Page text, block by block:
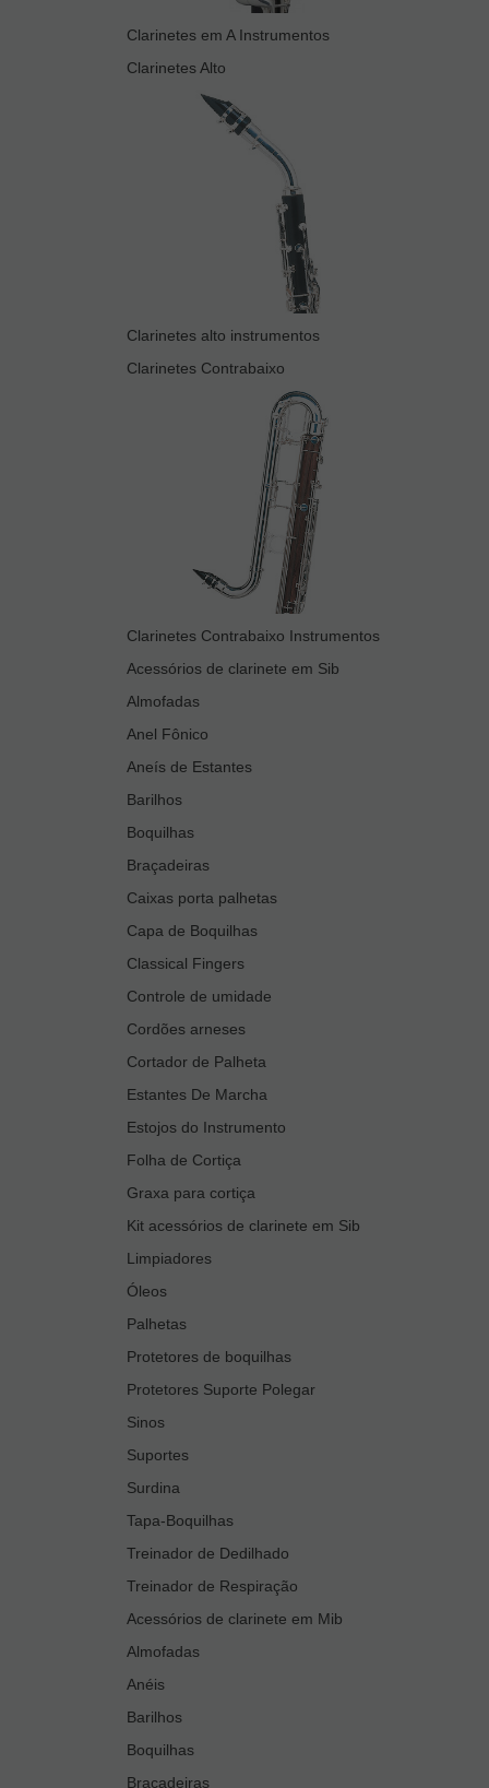
Clarinetes em A Instrumentos
Clarinetes Alto
Clarinetes alto instrumentos
Clarinetes Contrabaixo
Clarinetes Contrabaixo Instrumentos
Acessórios de clarinete em Sib
Almofadas
Anel Fônico
Aneís de Estantes
Barilhos
Boquilhas
Braçadeiras
Caixas porta palhetas
Capa de Boquilhas
Classical Fingers
Controle de umidade
Cordões arneses
Cortador de Palheta
Estantes De Marcha
Estojos do Instrumento
Folha de Cortiça
Graxa para cortiça
Kit acessórios de clarinete em Sib
Limpiadores
Óleos
Palhetas
Protetores de boquilhas
Protetores Suporte Polegar
Sinos
Suportes
Surdina
Tapa-Boquilhas
Treinador de Dedilhado
Treinador de Respiração
Acessórios de clarinete em Mib
Almofadas
Anéis
Barilhos
Boquilhas
Braçadeiras